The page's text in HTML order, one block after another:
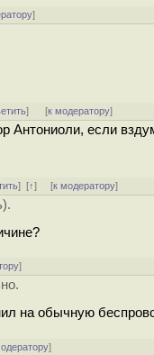
]
] [к модератору]
Антониоли, если
][↑] [к модератору]
]
на обычную
]